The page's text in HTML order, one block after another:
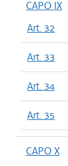
CAPO IX
Art. 32
Art. 33
Art. 34
Art. 35
CAPO X